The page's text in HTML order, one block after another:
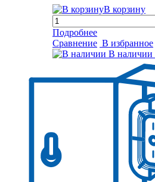
В корзину
Подробнее
Сравнение В избранное
В наличии